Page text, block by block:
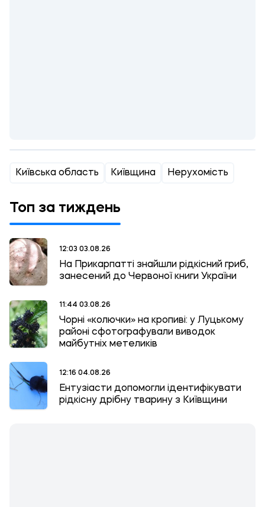
Київська область Київщина Нерухомість
Топ за тиждень
12:03 03.08.26
На Прикарпатті знайшли рідкісний гриб,
занесений до Червоної книги України
11:44 03.08.26
Чорні «колючки» на кропиві: у Луцькому
районі сфотографували виводок
майбутніх метеликів
12:16 04.08.26
Ентузіасти допомогли ідентифікувати
рідкісну дрібну тварину з Київщини